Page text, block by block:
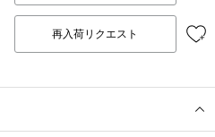
再入荷リクエスト